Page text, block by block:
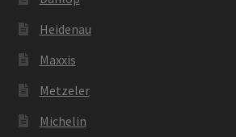
Heidenau
Maxxis
Metzeler
Michelin